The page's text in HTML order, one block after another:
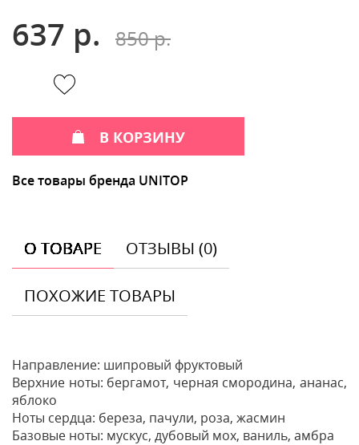
637 р. 850 р.
В КОРЗИНУ
Все товары бренда UNITOP
О ТОВАРЕ ОТЗЫВЫ (0)
ПОХОЖИЕ ТОВАРЫ
Направление: шипровый фруктовый
Верхние ноты: бергамот, черная смородина, ананас,
яблоко
Ноты сердца: береза, пачули, роза, жасмин
Базовые ноты: мускус, дубовый мох, ваниль, амбра